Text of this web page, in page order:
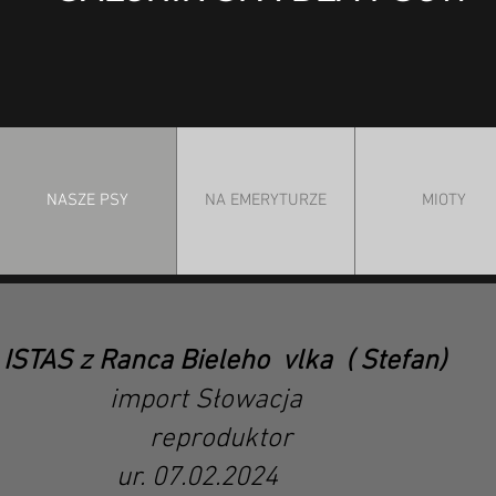
NASZE PSY NA EMERYTURZE MIOTY
z Ranca Bieleho vlka ( Stefan)